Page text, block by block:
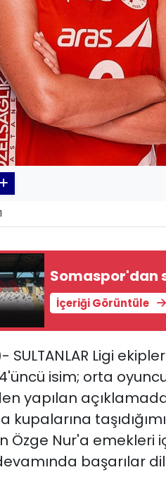
Somaspor'dan
İçeriği Görüntüle
SULTANLAR Ligi
isim; orta
yapılan
kupalarına
Özge Nur'a emekleri
başarılar